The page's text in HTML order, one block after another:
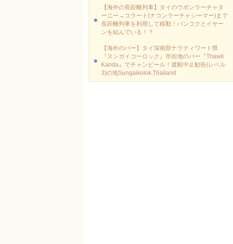
【海外の長距離列車】タイのウボンラーチャタ
ーニー→コラート(ナコンラーチャシーマー)まで
長距離列車を利用して移動！バンコクとイサー
ンを結んでいる！？
【海外のバー】タイ深南部ナラティワート県
『スンガイコーロック』市街地のバー『Thawil
Kanda』でチャンビール！渡航中止勧告(レベル
3)の地Sungaikolok,Thailand